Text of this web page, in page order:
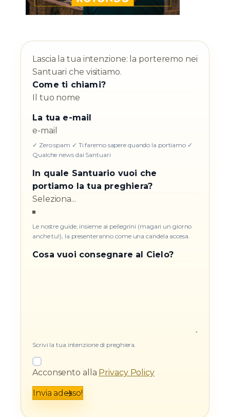
Lascia la tua intenzione: la porteremo nei
Santuari che visitiamo.
Come ti chiami?
La tua e-mail
✓ Zero spam ✓ Ti faremo sapere quando la portiamo ✓
Qualche news dai Santuari
In quale Santuario vuoi che
portiamo la tua preghiera?
Le nostre guide, insieme ai pellegrini (magari un giorno
anche tu!), la presenteranno come una candela accesa.
Cosa vuoi consegnare al Cielo?
Scrivi la tua intenzione di preghiera.
Acconsento alla Privacy Policy
Invia adesso!